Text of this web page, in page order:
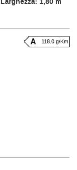
118.0 g/Km